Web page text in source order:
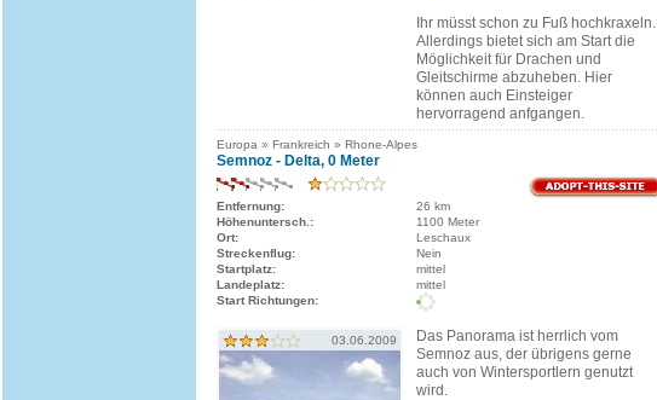
Ihr müsst schon zu Fuß hochkraxeln.
Allerdings bietet sich am Start die
Möglichkeit für Drachen und
Gleitschirme abzuheben. Hier
können auch Einsteiger
hervorragend anfgangen.
Europa » Frankreich » Rhone-Alpes
Semnoz - Delta, 0 Meter
Entfernung:
26 km
Höhenuntersch.:
1100 Meter
Ort:
Leschaux
Streckenflug:
Nein
Startplatz:
mittel
Landeplatz:
mittel
Start Richtungen:
03.06.2009
Das Panorama ist herrlich vom
Semnoz aus, der übrigens gerne
auch von Wintersportlern genutzt
wird.